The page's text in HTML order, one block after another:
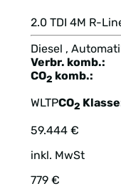
2.0 TDI 4M R-
Diesel ,
Verbr. komb.:
CO2 komb.:
WLTPCO2
59.444 €
inkl. MwSt
779 €